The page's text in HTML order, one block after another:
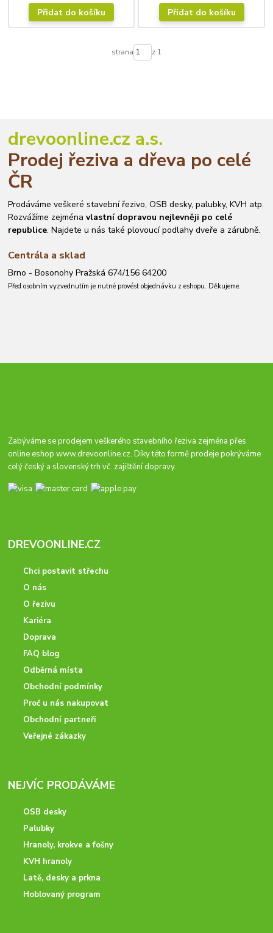
Přidat do košíku Přidat do košíku
strana z 1
drevoonline.cz a.s.
Prodej řeziva a dřeva po celé
ČR
Prodáváme veškeré stavební řezivo, OSB desky, palubky, KVH atp.
Rozvážíme zejménavlastní dopravou nejlevněji po celé
republice. Najdete u nás také plovoucí podlahy dveře a zárubně.
Centrála a sklad
Brno - Bosonohy Pražská 674/156 64200
Před osobním vyzvednutím je nutné provést objednávku z eshopu. Děkujeme.
Zabýváme se prodejem veškerého stavebního řeziva zejména přes
online eshopwww.drevoonline.cz. Díky této formě prodeje pokrýváme
celý český a slovenský trh vč. zajištění dopravy.
DREVOONLINE.CZ
Chci postavit střechu
O nás
O řezivu
Kariéra
Doprava
FAQ blog
Odběrná místa
Obchodní podmínky
Proč u nás nakupovat
Obchodní partneři
Veřejné zákazky
NEJVÍC PRODÁVÁME
OSB desky
Palubky
Hranoly, krokve a fošny
KVH hranoly
Latě, desky a prkna
Hoblovaný program